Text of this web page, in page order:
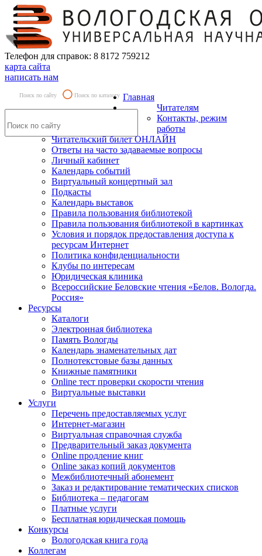
Телефон для справок: 8 8172 759212
карта сайта
написать нам
Поиск по сайту Поиск по каталогу Главная
Читателям
Контакты, режим
работы
Читательский билет ОНЛАЙН
Ответы на часто задаваемые вопросы
Личный кабинет
Календарь событий
Виртуальный концертный зал
Подкасты
Календарь выставок
Правила пользования библиотекой
Правила пользования библиотекой в картинках
Условия и порядок предоставления доступа к
ресурсам Интернет
Политика конфиденциальности
Клубы по интересам
Юридическая клиника
Всероссийские Беловские чтения «Белов. Вологда.
Россия»
Ресурсы
Каталоги
Электронная библиотека
Память Вологды
Календарь знаменательных дат
Полнотекстовые базы данных
Книжные памятники
Online тест проверки скорости чтения
Виртуальные выставки
Услуги
Перечень предоставляемых услуг
Интернет-магазин
Виртуальная справочная служба
Предварительный заказ документа
Online продление книг
Online заказ копий документов
Межбиблиотечный абонемент
Заказ и редактирование тематических списков
Библиотека – педагогам
Платные услуги
Бесплатная юридическая помощь
Конкурсы
Вологодская книга года
Коллегам